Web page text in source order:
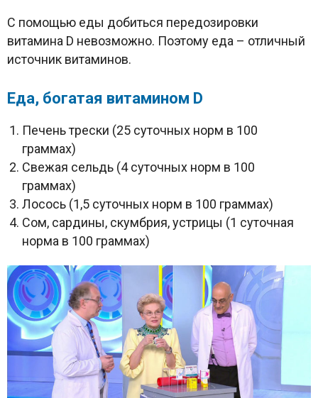
С помощью еды добиться передозировки
витамина D невозможно. Поэтому еда – отличный
источник витаминов.
Еда, богатая витамином D
Печень трески (25 суточных норм в 100
граммах)
Свежая сельдь (4 суточных норм в 100
граммах)
Лосось (1,5 суточных норм в 100 граммах)
Сом, сардины, скумбрия, устрицы (1 суточная
норма в 100 граммах)